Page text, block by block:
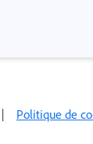
Politique de